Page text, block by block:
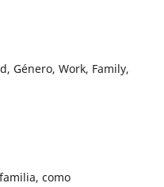
Género, Work, Family,
como